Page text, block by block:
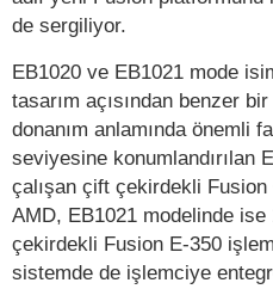
de sergiliyor.
EB1020 ve EB1021 mode
tasarım açısından benzer
donanım anlamında önemli
seviyesine konumlandırılan
çalışan çift çekirdekli
AMD, EB1021 modelinde
çekirdekli Fusion E-350
sistemde de işlemciye